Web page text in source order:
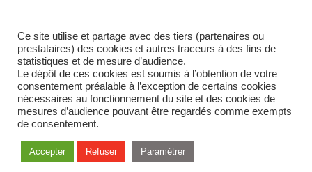
Ce site utilise et partage avec des tiers (partenaires ou
prestataires) des cookies et autres traceurs à des fins de
statistiques et de mesure d’audience.
Le dépôt de ces cookies est soumis à l’obtention de votre
consentement préalable à l’exception de certains cookies
nécessaires au fonctionnement du site et des cookies de
mesures d’audience pouvant être regardés comme exempts
de consentement.
Accepter Refuser Paramétrer